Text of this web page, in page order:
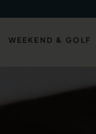
WEEKEND & GOLF